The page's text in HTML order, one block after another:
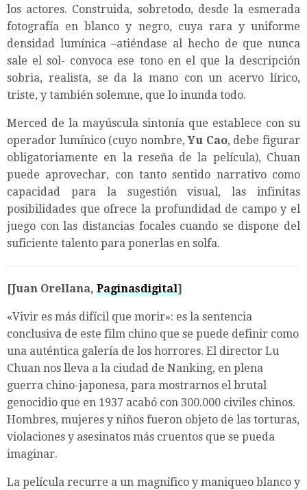
los actores. Construida, sobretodo, desde la esmerada
fotografía en blanco y negro, cuya rara y uniforme
densidad lumínica –atiéndase al hecho de que nunca
sale el sol- convoca ese tono en el que la descripción
sobria, realista, se da la mano con un acervo lírico,
triste, y también solemne, que lo inunda todo.
Merced de la mayúscula sintonía que establece con su
operador lumínico (cuyo nombre,Yu Cao, debe figurar
obligatoriamente en la reseña de la película), Chuan
puede aprovechar, con tanto sentido narrativo como
capacidad para la sugestión visual, las infinitas
posibilidades que ofrece la profundidad de campo y el
juego con las distancias focales cuando se dispone del
suficiente talento para ponerlas en solfa.
[Juan Orellana, Paginasdigital]
«Vivir es más difícil que morir»: es la sentencia
conclusiva de este film chino que se puede definir como
una auténtica galería de los horrores. El director Lu
Chuan nos lleva a la ciudad de Nanking, en plena
guerra chino-japonesa, para mostrarnos el brutal
genocidio que en 1937 acabó con 300.000 civiles chinos.
Hombres, mujeres y niños fueron objeto de las torturas,
violaciones y asesinatos más cruentos que se pueda
imaginar.
La película recurre a un magnífico y maniqueo blanco y